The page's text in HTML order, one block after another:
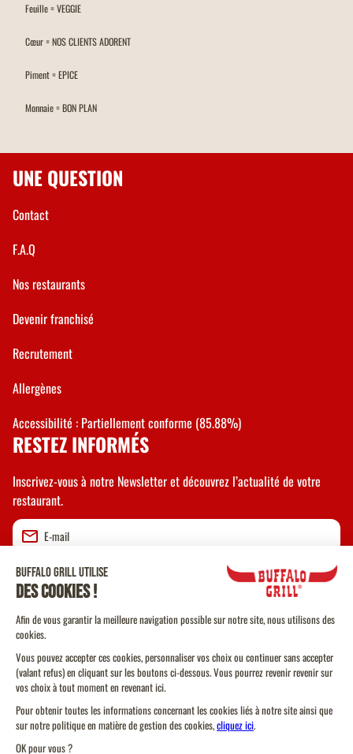
Feuille = VEGGIE
Cœur = NOS CLIENTS ADORENT
Piment = EPICE
Monnaie = BON PLAN
UNE QUESTION
Contact
F.A.Q
Nos restaurants
Devenir franchisé
Recrutement
Allergènes
Accessibilité : Partiellement conforme (85.88%)
RESTEZ INFORMÉS
Inscrivez-vous à notre Newsletter et découvrez l’actualité de votre
restaurant.
Valider
CGU
CGV Vente à emporter
CGU Programme de Fidélité
Politique Cookies